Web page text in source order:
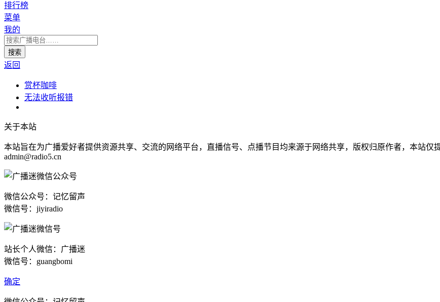
排行榜
菜单
我的
返回
赏杯咖啡
无法收听报错
关于本站
本站旨在为广播爱好者提供资源共享、交流的网络平台，直播信号、点播节目均来源于网络共享，版权归原作者，本站仅
admin@radio5.cn
微信公众号：记忆留声
微信号：jiyiradio
站长个人微信：广播迷
微信号：guangbomi
确定